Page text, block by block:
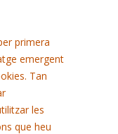
primera
emergent
Tan
les
que heu